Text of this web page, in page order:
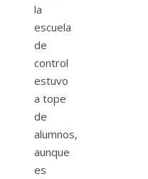
la
escuela
de
control
estuvo
a tope
de
alumnos,
aunque
es